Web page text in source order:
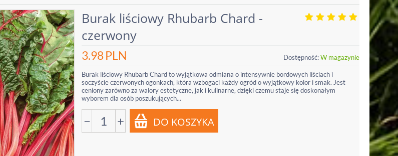
Burak liściowy Rhubarb Chard -
czerwony
3.98PLN Dostępność:W magazynie
Burak liściowy Rhubarb Chard to wyjątkowa odmiana o intensywnie bordowych liściach i
soczyście czerwonych ogonkach, która wzbogaci każdy ogród o wyjątkowy kolor i smak. Jest
ceniony zarówno za walory estetyczne, jak i kulinarne, dzięki czemu staje się doskonałym
wyborem dla osób poszukujących...
− +